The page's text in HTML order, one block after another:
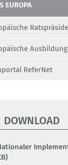
EUROPA
ReferNet
DOWNLOAD